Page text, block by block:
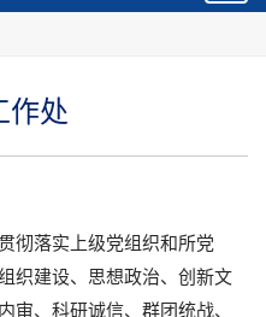
作处
彻落实上级党组织和所党
织建设、思想政治、创新文
审、科研诚信、群团统战、